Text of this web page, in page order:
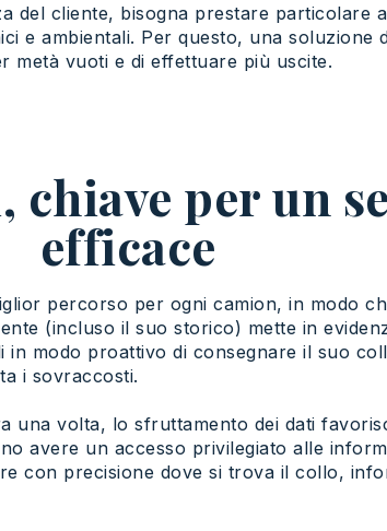
del cliente, bisogna prestare particolare
e ambientali. Per questo, una
metà vuoti e di effettuare più uscite.
per un
efficace
percorso per ogni camion, in modo
(incluso il suo storico) mette in
modo proattivo di consegnare il suo
i sovraccosti.
volta, lo sfruttamento dei dati
avere un accesso privilegiato alle
con precisione dove si trova il collo,